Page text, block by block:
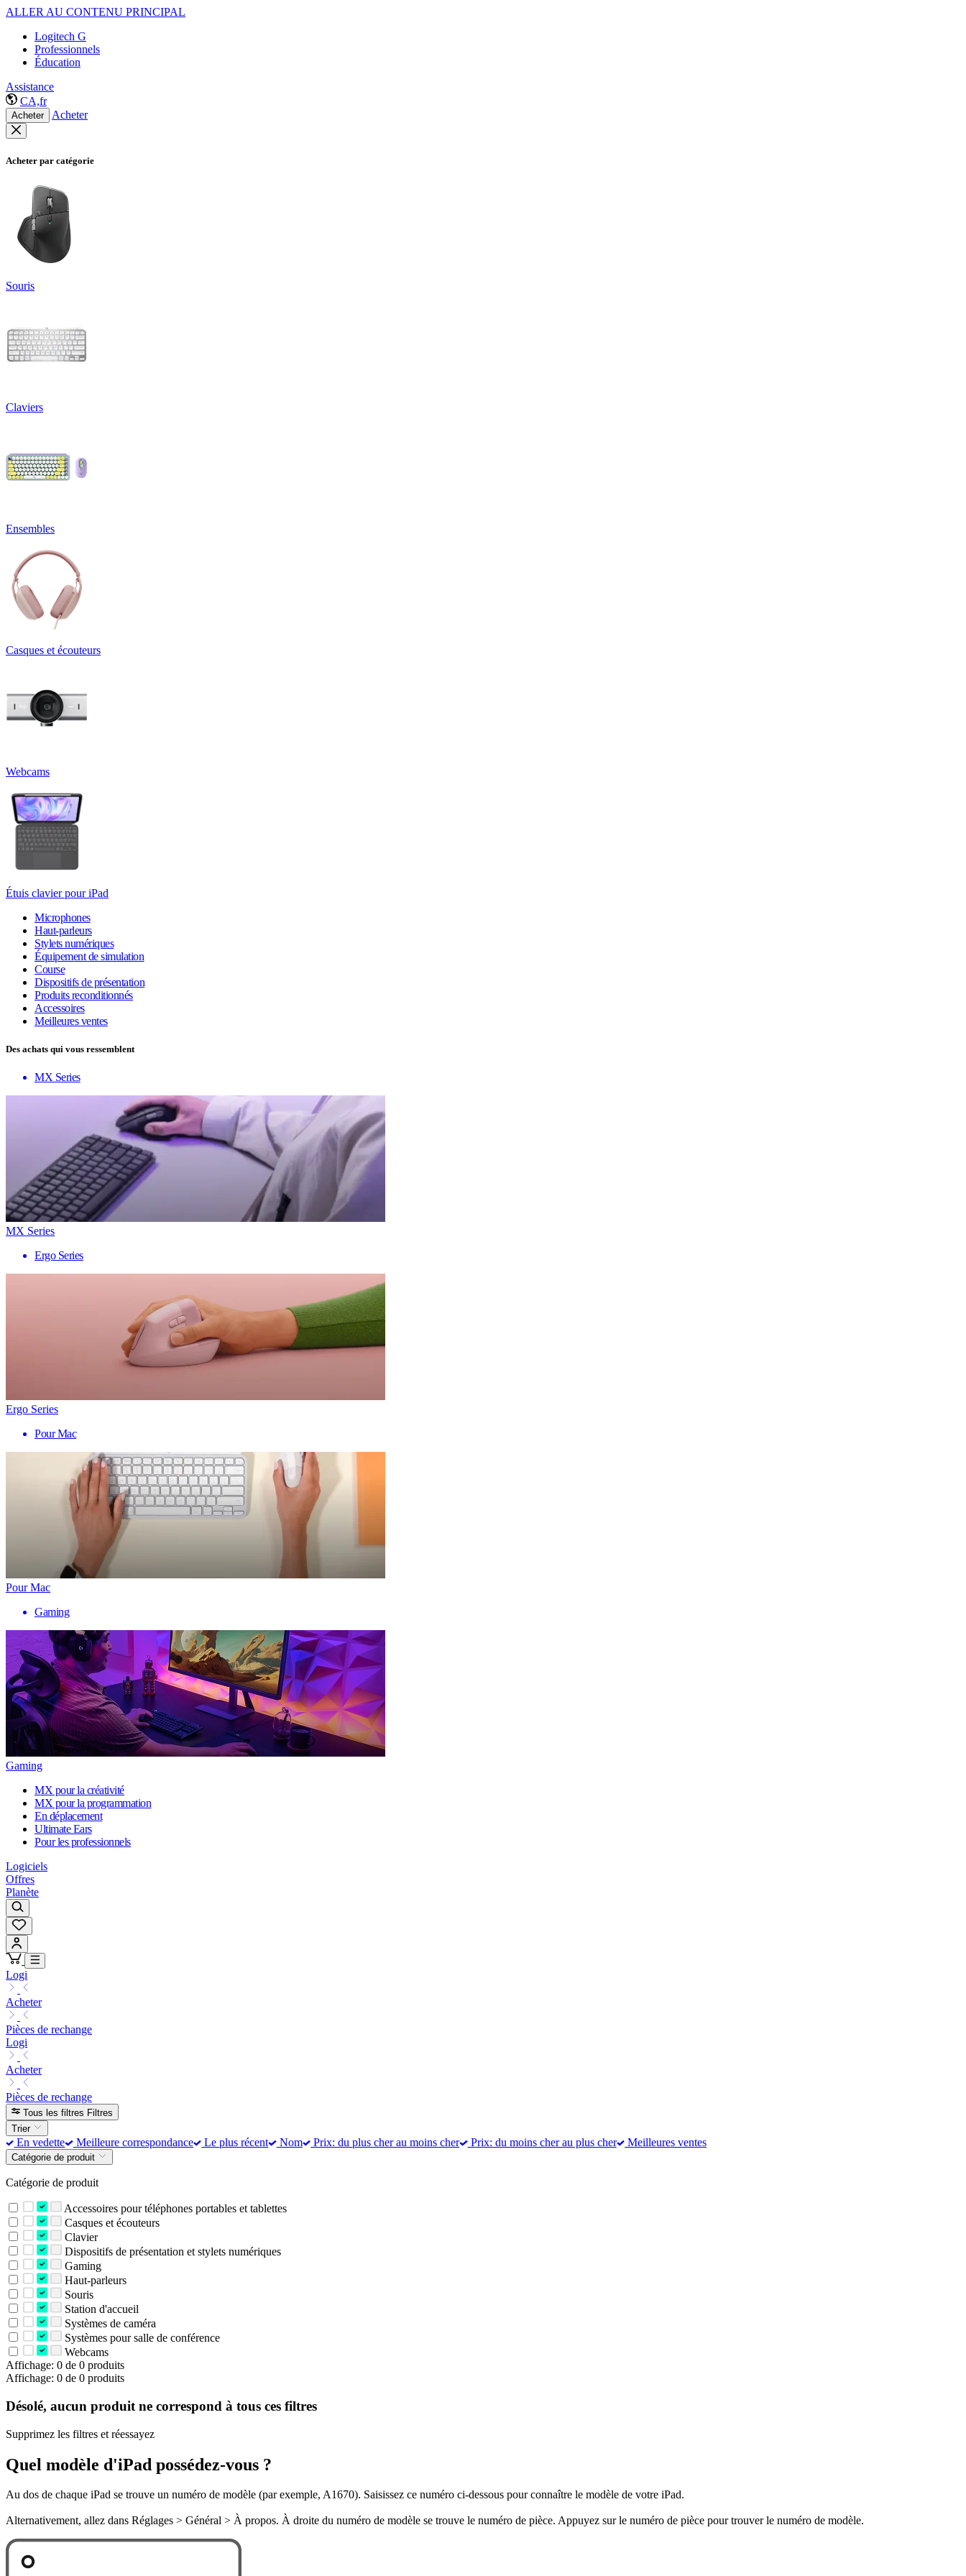
ALLER AU CONTENU PRINCIPAL
Logitech G
Professionnels
Éducation
Assistance
CA,fr
Acheter Acheter
Acheter par catégorie
Souris
Claviers
Ensembles
Casques et écouteurs
Webcams
Étuis clavier pour iPad
Microphones
Haut-parleurs
Stylets numériques
Équipement de simulation
Course
Dispositifs de présentation
Produits reconditionnés
Accessoires
Meilleures ventes
Des achats qui vous ressemblent
MX Series
MX Series
Ergo Series
Ergo Series
Pour Mac
Pour Mac
Gaming
Gaming
MX pour la créativité
MX pour la programmation
En déplacement
Ultimate Ears
Pour les professionnels
Logiciels
Offres
Planète
Logi
Acheter
Pièces de rechange
Logi
Acheter
Pièces de rechange
Tous les filtres Filtres
Trier
En vedette Meilleure correspondance Le plus récent Nom Prix: du plus cher au moins cher Prix: du moins cher au plus cher Meilleures ventes
Catégorie de produit
Catégorie de produit
Accessoires pour téléphones portables et tablettes
Casques et écouteurs
Clavier
Dispositifs de présentation et stylets numériques
Gaming
Haut-parleurs
Souris
Station d'accueil
Systèmes de caméra
Systèmes pour salle de conférence
Webcams
Affichage: 0 de 0 produits
Affichage: 0 de 0 produits
Désolé, aucun produit ne correspond à tous ces filtres
Supprimez les filtres et réessayez
Quel modèle d'iPad possédez-vous ?
Au dos de chaque iPad se trouve un numéro de modèle (par exemple, A1670). Saisissez ce numéro ci-dessous pour connaître le modèle de votre iPad.
Alternativement, allez dans Réglages > Général > À propos. À droite du numéro de modèle se trouve le numéro de pièce. Appuyez sur le numéro de pièce pour trouver le numéro de modèle.